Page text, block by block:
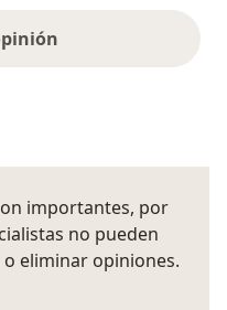
importantes, por
no pueden
eliminar opiniones.